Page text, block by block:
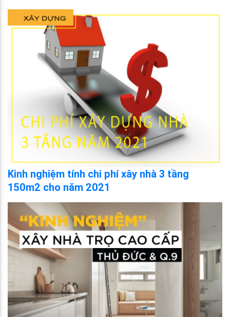
Kinh nghiệm tính chi phí xây nhà 3 tầng
150m2 cho năm 2021